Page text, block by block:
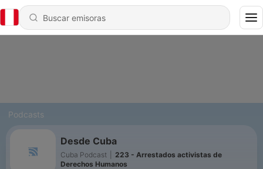
Podcasts
Desde Cuba
Cuba Podcast
223 - Arrestados activistas de
Derechos Humanos